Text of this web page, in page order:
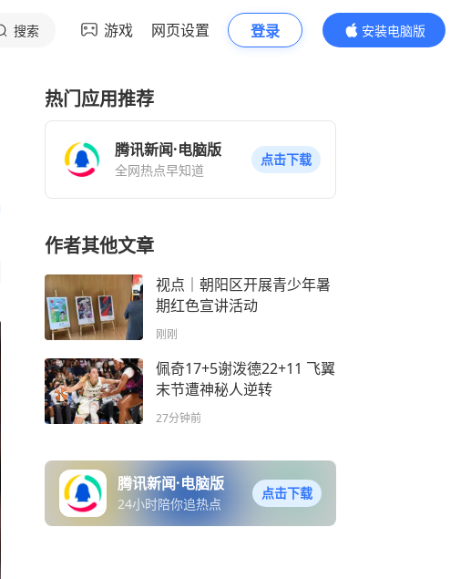
搜索 游戏 网页设置 登录
安装电脑版
内容更精彩
热门应用推荐
腾讯新闻·电脑版
全网热点早知道
点击下载
作者其他文章
视点｜朝阳区开展青少年暑
期红色宣讲活动
刚刚
佩奇17+5谢泼德22+11 飞翼
末节遭神秘人逆转
27分钟前
腾讯新闻·电脑版
24小时陪你追热点
点击下载